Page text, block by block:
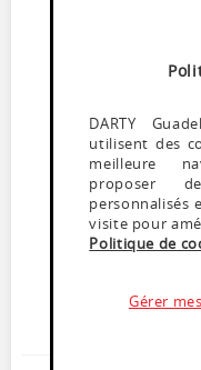
DARTY
utilisent des
meilleure
proposer
personnalisés
visite pour
Politique de
Gérer